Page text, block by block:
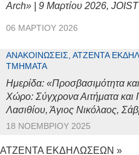
Arch» | 9 Μαρτίου 2026,
06 ΜΑΡΤΊΟΥ 2026
ΑΝΑΚΟΙΝΏΣΕΙΣ, ΑΤΖΈΝΤΑ
ΤΜΉΜΑΤΑ
Ημερίδα: «Προσβασιμότητα
Χώρο: Σύγχρονα Αιτήματα και
Λασιθίου, Άγιος Νικόλαος,
18 ΝΟΕΜΒΡΊΟΥ 2025
ΑΤΖΕΝΤΑ ΕΚΔΗΛΩΣΕΩΝ »